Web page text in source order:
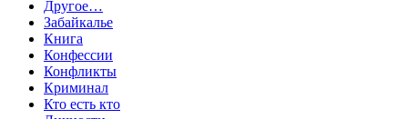
Другое…
Забайкалье
Книга
Конфессии
Конфликты
Криминал
Кто есть кто